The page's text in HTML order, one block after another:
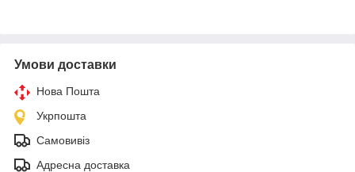
Умови доставки
Нова Пошта
Укрпошта
Самовивіз
Адресна доставка